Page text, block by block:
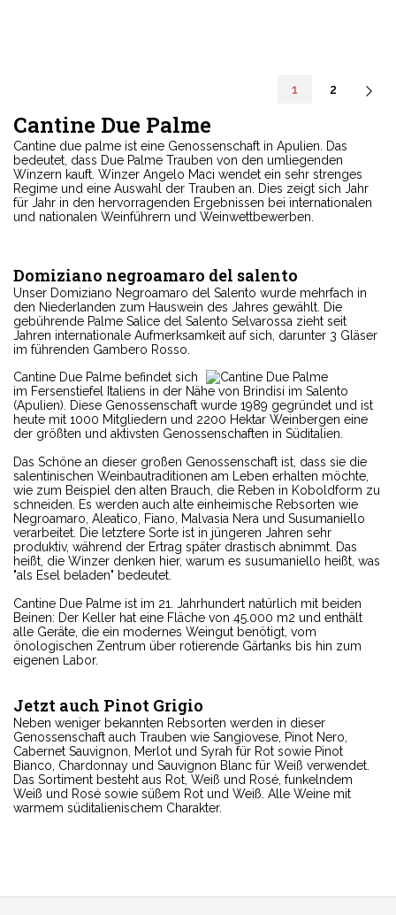
1 2
Cantine Due Palme
Cantine due palme ist eine Genossenschaft in Apulien. Das
bedeutet, dass Due Palme Trauben von den umliegenden
Winzern kauft. Winzer Angelo Maci wendet ein sehr strenges
Regime und eine Auswahl der Trauben an. Dies zeigt sich Jahr
für Jahr in den hervorragenden Ergebnissen bei internationalen
und nationalen Weinführern und Weinwettbewerben.
Domiziano negroamaro del salento
Unser Domiziano Negroamaro del Salento wurde mehrfach in
den Niederlanden zum Hauswein des Jahres gewählt. Die
gebührende Palme Salice del Salento Selvarossa zieht seit
Jahren internationale Aufmerksamkeit auf sich, darunter 3 Gläser
im führenden Gambero Rosso.
Cantine Due Palme befindet sich
im Fersenstiefel Italiens in der Nähe von Brindisi im Salento
(Apulien). Diese Genossenschaft wurde 1989 gegründet und ist
heute mit 1000 Mitgliedern und 2200 Hektar Weinbergen eine
der größten und aktivsten Genossenschaften in Süditalien.
Das Schöne an dieser großen Genossenschaft ist, dass sie die
salentinischen Weinbautraditionen am Leben erhalten möchte,
wie zum Beispiel den alten Brauch, die Reben in Koboldform zu
schneiden. Es werden auch alte einheimische Rebsorten wie
Negroamaro, Aleatico, Fiano, Malvasia Nera und Susumaniello
verarbeitet. Die letztere Sorte ist in jüngeren Jahren sehr
produktiv, während der Ertrag später drastisch abnimmt. Das
heißt, die Winzer denken hier, warum es susumaniello heißt, was
"als Esel beladen" bedeutet.
Cantine Due Palme ist im 21. Jahrhundert natürlich mit beiden
Beinen: Der Keller hat eine Fläche von 45.000 m2 und enthält
alle Geräte, die ein modernes Weingut benötigt, vom
önologischen Zentrum über rotierende Gärtanks bis hin zum
eigenen Labor.
Jetzt auch Pinot Grigio
Neben weniger bekannten Rebsorten werden in dieser
Genossenschaft auch Trauben wie Sangiovese, Pinot Nero,
Cabernet Sauvignon, Merlot und Syrah für Rot sowie Pinot
Bianco, Chardonnay und Sauvignon Blanc für Weiß verwendet.
Das Sortiment besteht aus Rot, Weiß und Rosé, funkelndem
Weiß und Rosé sowie süßem Rot und Weiß. Alle Weine mit
warmem süditalienischem Charakter.